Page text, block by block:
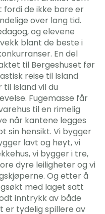
de ikke bare er
over lang tid.
og elevene
blant de beste i
En del
til Bergeshuset før
reise til Island
Island vil du
Fugemasse får
til en rimelig
når kantene legges
sin hensikt. Vi bygger
lavt og høyt, vi
vi bygger i tre,
dyre leiligheter og vi
Og etter å
med laget satt
inntrykk av både
er tydelig spillere av